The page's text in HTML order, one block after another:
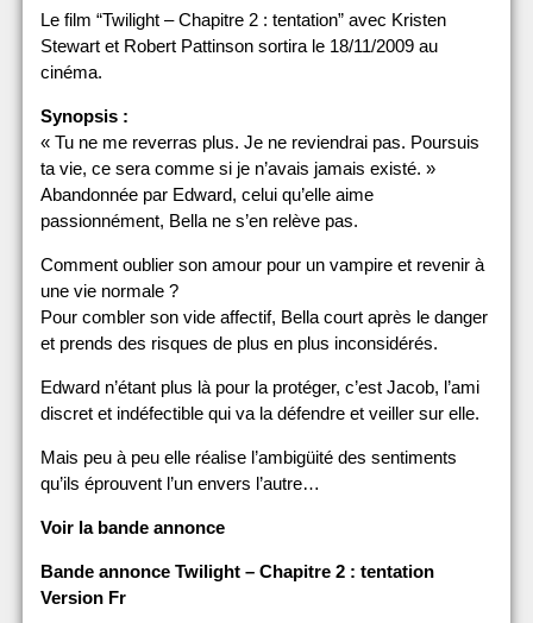
Le film “Twilight – Chapitre 2 : tentation” avec Kristen
Stewart et Robert Pattinson sortira le 18/11/2009 au
cinéma.
Synopsis :
« Tu ne me reverras plus. Je ne reviendrai pas. Poursuis
ta vie, ce sera comme si je n’avais jamais existé. »
Abandonnée par Edward, celui qu’elle aime
passionnément, Bella ne s’en relève pas.
Comment oublier son amour pour un vampire et revenir à
une vie normale ?
Pour combler son vide affectif, Bella court après le danger
et prends des risques de plus en plus inconsidérés.
Edward n’étant plus là pour la protéger, c’est Jacob, l’ami
discret et indéfectible qui va la défendre et veiller sur elle.
Mais peu à peu elle réalise l’ambigüité des sentiments
qu’ils éprouvent l’un envers l’autre…
Voir la bande annonce
Bande annonce Twilight – Chapitre 2 : tentation
Version Fr